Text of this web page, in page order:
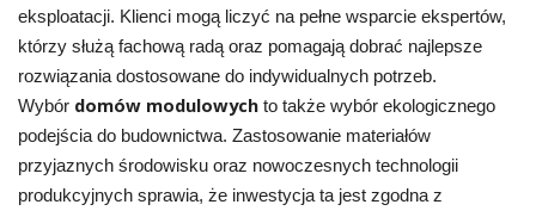
eksploatacji. Klienci mogą liczyć na pełne wsparcie ekspertów,
którzy służą fachową radą oraz pomagają dobrać najlepsze
rozwiązania dostosowane do indywidualnych potrzeb.
Wybór domów modulowychto także wybór ekologicznego
podejścia do budownictwa. Zastosowanie materiałów
przyjaznych środowisku oraz nowoczesnych technologii
produkcyjnych sprawia, że inwestycja ta jest zgodna z